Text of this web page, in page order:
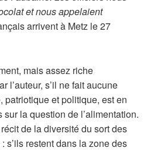
et nous appelaient
arrivent à Metz le 27
mais assez riche
l’auteur, s’il ne fait aucune
patriotique et politique, est en
sur la question de l’alimentation.
de la diversité du sort des
s’ils restent dans la zone des